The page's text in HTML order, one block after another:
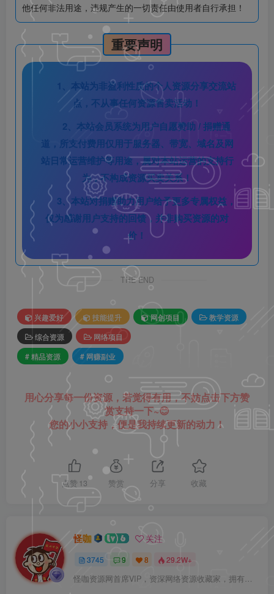
他任何非法用途，违规产生的一切责任由使用者自行承担！
重要声明
1、本站为非盈利性质的个人资源分享交流站
点，不从事任何资源售卖活动！
2、本站会员系统为用户自愿赞助 / 捐赠通
道，所支付费用仅用于服务器、带宽、域名及网
站日常运营维护等用途，属对本站运营的支持行
为，不构成资源买卖关系！
3、本站对捐赠助力用户给予更多专属权益，
仅为感谢用户支持的回馈，并非购买资源的对
价！
THE END
兴趣爱好 技能提升 网创项目
教学资源
综合资源
网络项目
# 精品资源
# 网赚副业
用心分享每一份资源，若觉得有用，不妨点击下方赞
赏支持一下~😊
您的小小支持，便是我持续更新的动力！
点赞 13 赞赏 分享 收藏
怪咖 关注
3745 9 8 29.2W+